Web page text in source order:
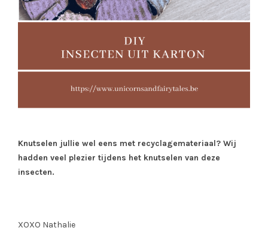
Knutselen jullie wel eens met recyclagemateriaal? Wij
hadden veel plezier tijdens het knutselen van deze
insecten.
XOXO Nathalie